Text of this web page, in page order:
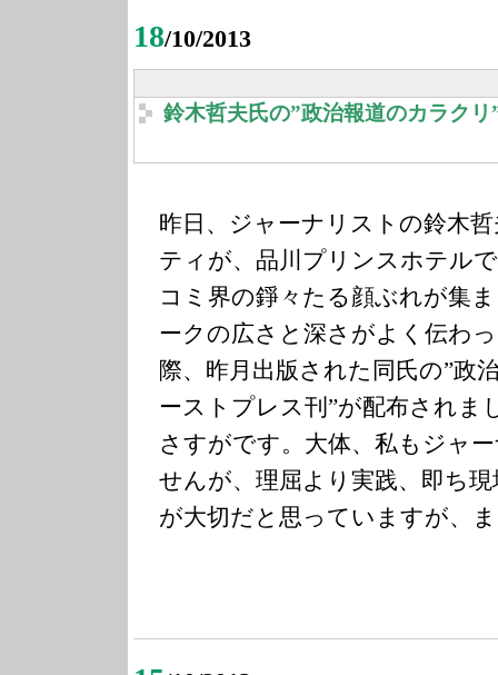
18/10/2013
鈴木哲夫氏の”政治報道のカラクリ
昨日、ジャーナリストの鈴木
ティが、品川プリンスホテル
コミ界の錚々たる顔ぶれが集
ークの広さと深さがよく伝わ
際、昨月出版された同氏の”政
ーストプレス刊”が配布されま
さすがです。大体、私もジャ
せんが、理屈より実践、即ち
が大切だと思っていますが、